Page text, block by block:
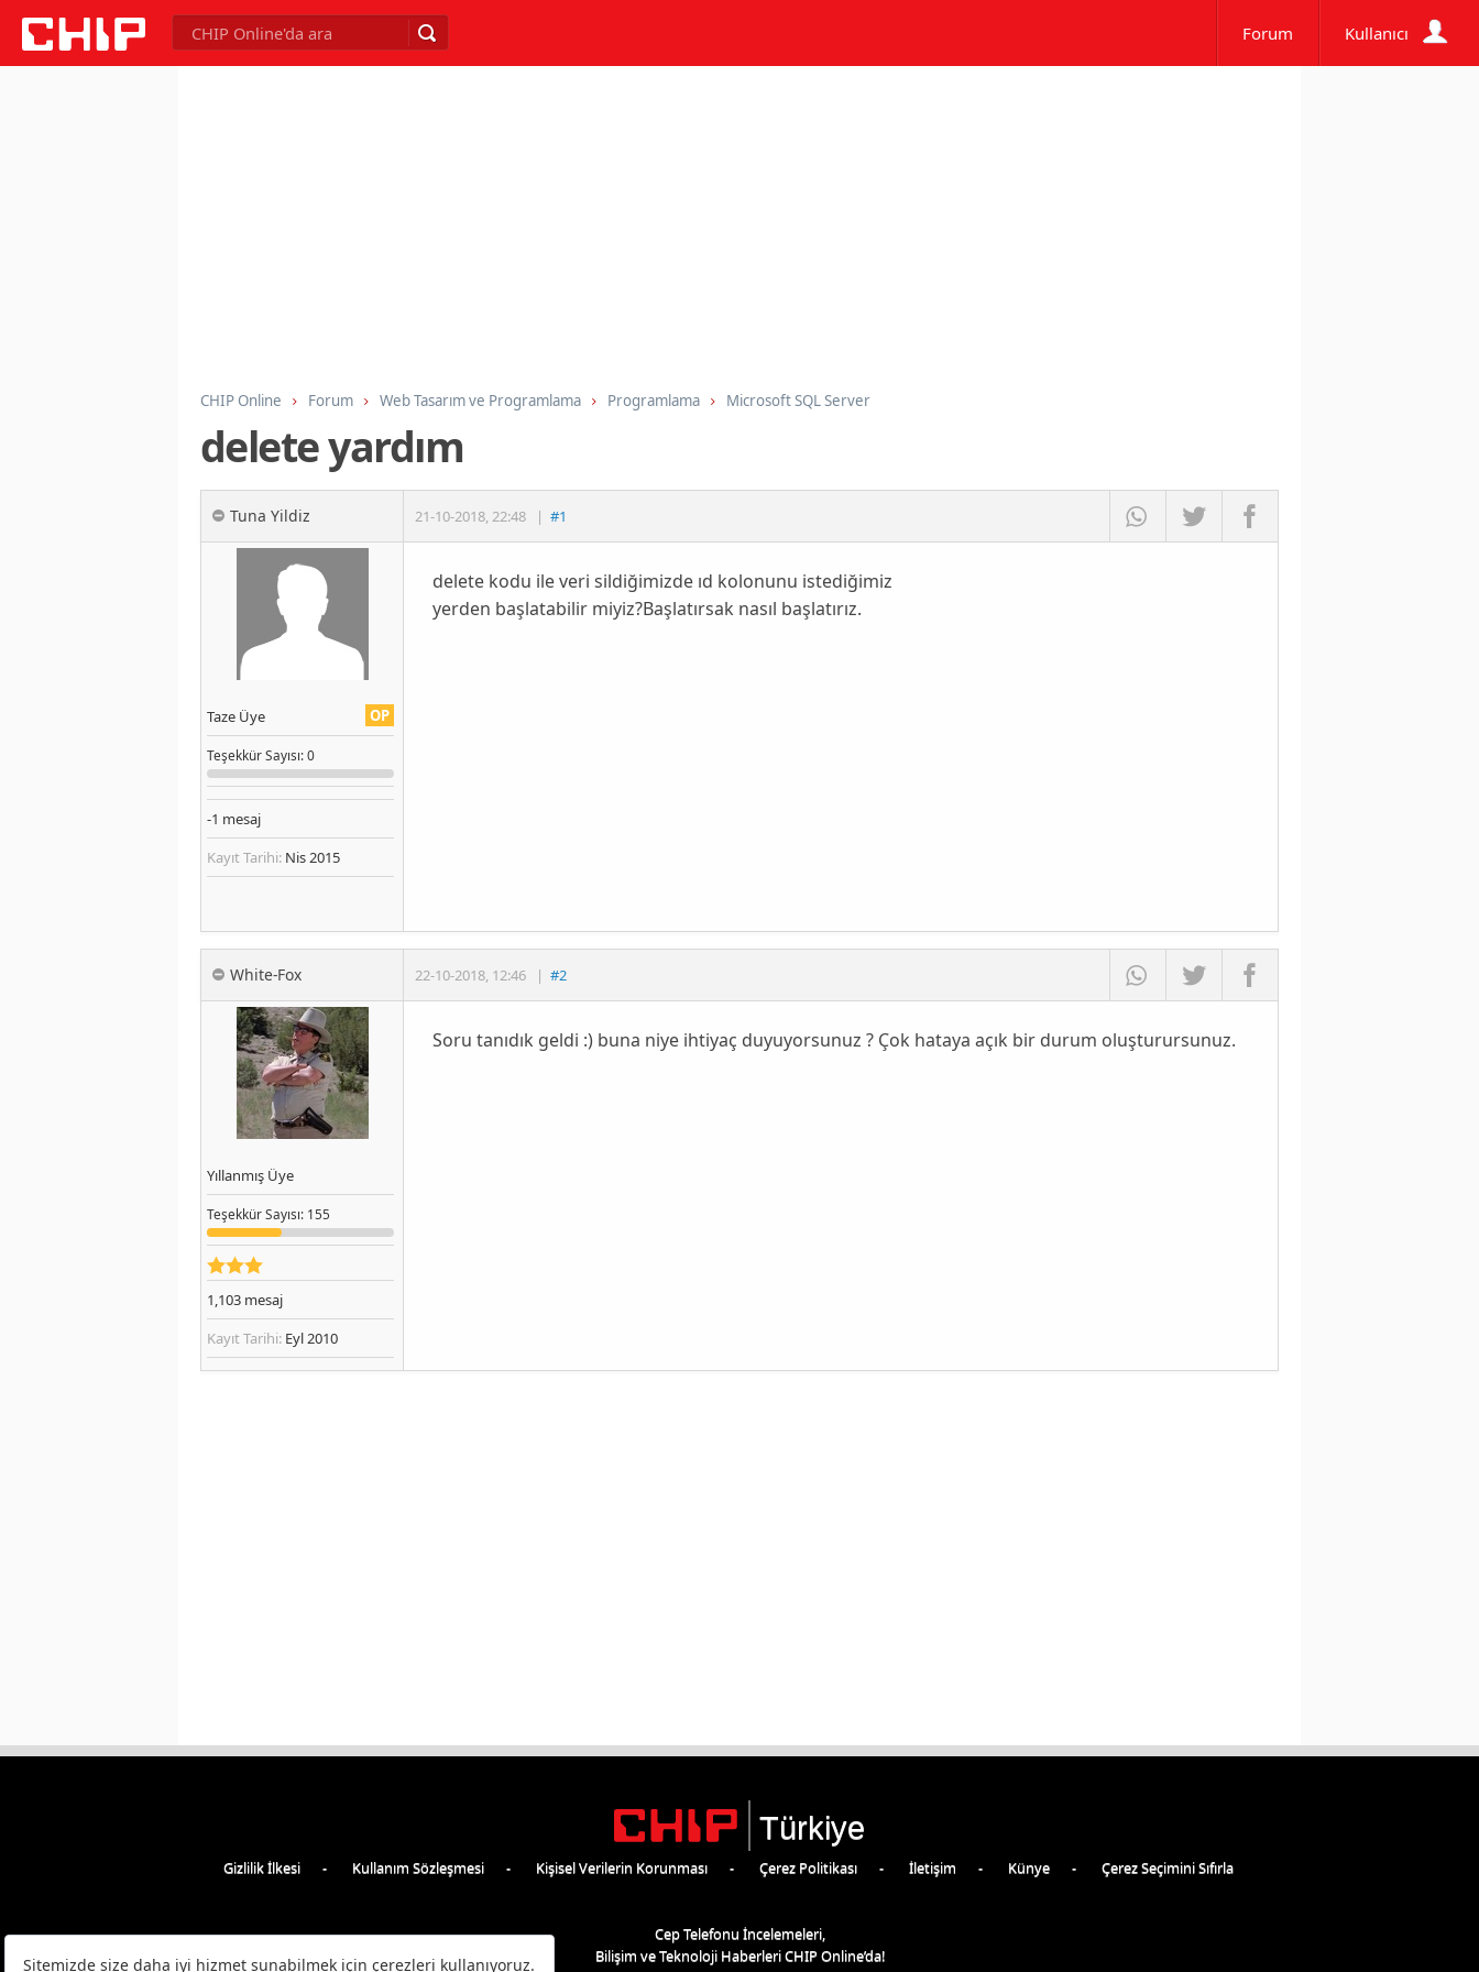
Forum Kullanıcı
CHIP Online Forum Web Tasarım ve Programlama Programlama Microsoft SQL Server
delete yardım
Tuna Yildiz 21-10-2018,22:48 | #1
OP
Taze Üye
TeşekkürSayısı: 0
-1 mesaj
Kayıt Tarihi: Nis 2015
delete kodu ile veri sildiğimizde ıd kolonunu istediğimiz
yerden başlatabilir miyiz?Başlatırsak nasıl başlatırız.
White-Fox 22-10-2018, 12:46 | #2
Yıllanmış Üye
TeşekkürSayısı: 155
1,103 mesaj
Kayıt Tarihi: Eyl 2010
Soru tanıdık geldi :) buna niye ihtiyaç duyuyorsunuz ? Çok hataya açık bir durum oluşturursunuz.
Türkiye
Gizlilik İlkesi Kullanım Sözleşmesi Kişisel Verilerin Korunması Çerez Politikası İletişim Künye Çerez Seçimini Sıfırla
Cep Telefonu İncelemeleri,
Bilişim ve Teknoloji Haberleri CHIP Online’da!